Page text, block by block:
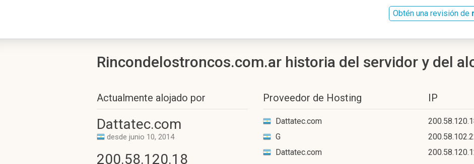
Obtén una revisión de
Rincondelostroncos.com.ar historia del servidor y del
Actualmente alojado por
Dattatec.com
desde junio 10, 2014
200.58.120.18
Proveedor de Hosting IP
Dattatec.com
G
Dattatec.com